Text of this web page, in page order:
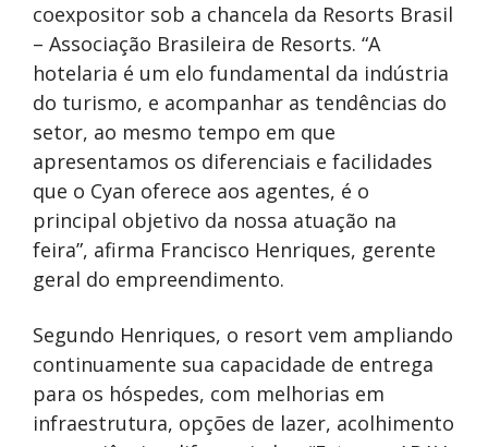
coexpositor sob a chancela da Resorts Brasil
– Associação Brasileira de Resorts. “A
hotelaria é um elo fundamental da indústria
do turismo, e acompanhar as tendências do
setor, ao mesmo tempo em que
apresentamos os diferenciais e facilidades
que o Cyan oferece aos agentes, é o
principal objetivo da nossa atuação na
feira”, afirma Francisco Henriques, gerente
geral do empreendimento.
Segundo Henriques, o resort vem ampliando
continuamente sua capacidade de entrega
para os hóspedes, com melhorias em
infraestrutura, opções de lazer, acolhimento